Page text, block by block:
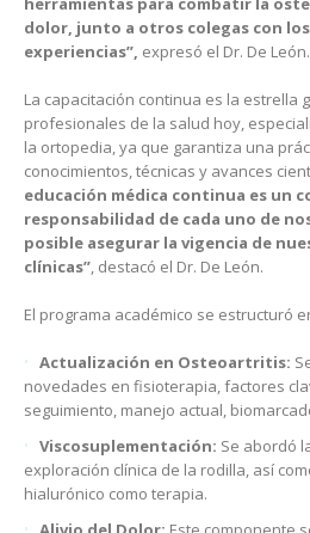
dolor, junto a otros colegas con
experiencias”, expresó el Dr. De León.
La capacitación continua es la estrella
profesionales de la salud hoy,
la ortopedia, ya que garantiza una
conocimientos, técnicas y avances
educación médica continua es un
responsabilidad de cada uno de
posible asegurar la vigencia de
clínicas”, destacó el Dr. De León.
El programa académico se estructuró
Actualización en Osteoartritis:
novedades en fisioterapia, factores
seguimiento, manejo actual,
Viscosuplementación: Se abordó
exploración clínica de la rodilla, así
hialurónico como terapia.